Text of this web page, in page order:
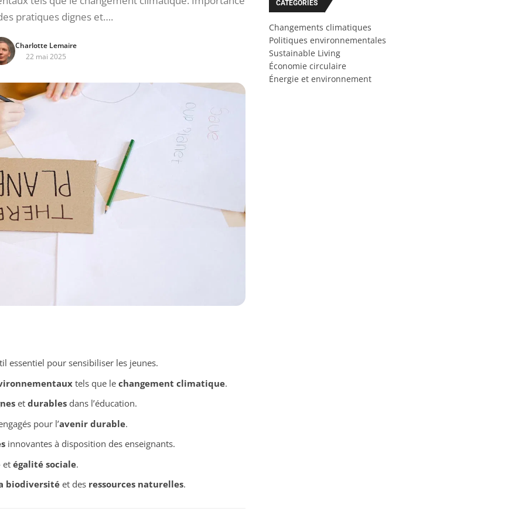
pratiques dignes et….
Charlotte Lemaire
22 mai 2025
essentiel pour sensibiliser les jeunes.
tels que le changement climatique.
et durablesdans l’éducation.
pour l’avenir durable.
innovantes à disposition des enseignants.
et égalité sociale.
biodiversitéet des ressources naturelles.
CATÉGORIES
Changements climatiques
Politiques environnementales
Sustainable Living
Économie circulaire
Énergie et environnement